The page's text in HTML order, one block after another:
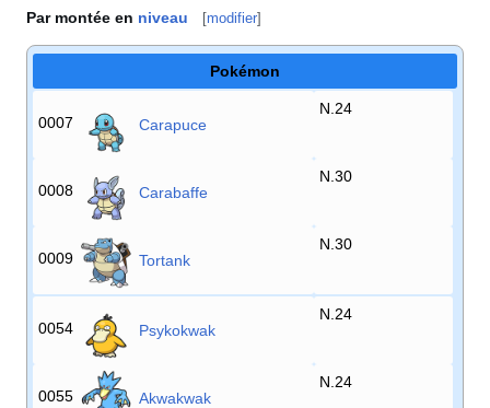
Par montée en niveau [modifier]
Pokémon
0007 Carapuce
N.24
0008 Carabaffe
N.30
0009 Tortank
N.30
0054 Psykokwak
N.24
0055 Akwakwak
N.24